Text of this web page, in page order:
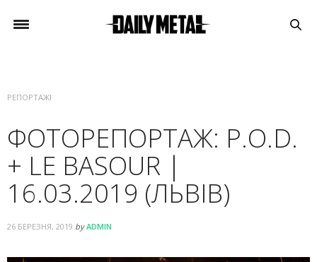
РЕПОРТАЖІ
ФОТОРЕПОРТАЖ: P.O.D.
+ LE BASOUR |
16.03.2019 (ЛЬВІВ)
26 БЕРЕЗНЯ, 2019 by ADMIN